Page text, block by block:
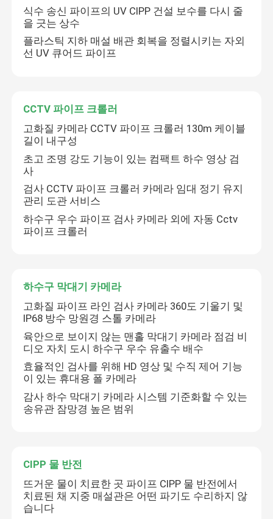
식수 송신 파이프의 UV CIPP 건설 보수를 다시 줄
을 긋는 상수
플라스틱 지하 매설 배관 회복을 정렬시키는 자외
선 UV 큐어드 파이프
CCTV 파이프 크롤러
고화질 카메라 CCTV 파이프 크롤러 130m 케이블
길이 내구성
초고 조명 강도 기능이 있는 컴팩트 하수 영상 검
사
검사 CCTV 파이프 크롤러 카메라 임대 정기 유지
관리 도관 서비스
하수구 우수 파이프 검사 카메라 외에 자동 Cctv
파이프 크롤러
하수구 막대기 카메라
고화질 파이프 라인 검사 카메라 360도 기울기 및
IP68 방수 망원경 스톨 카메라
육안으로 보이지 않는 맨홀 막대기 카메라 점검 비
디오 자치 도시 하수구 우수 유출수 배수
효율적인 검사를 위해 HD 영상 및 수직 제어 기능
이 있는 휴대용 폴 카메라
감사 하수 막대기 카메라 시스템 기준화할 수 있는
송유관 잠망경 높은 범위
CIPP 물 반전
뜨거운 물이 치료한 곳 파이프 CIPP 물 반전에서
치료된 채 지중 매설관은 어떤 파기도 수리하지 않
습니다